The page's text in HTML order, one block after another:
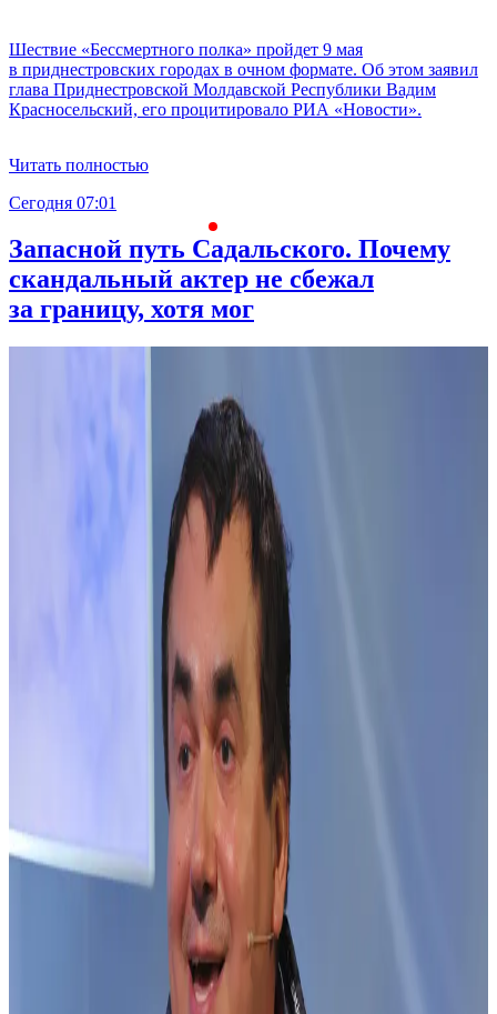
Шествие «Бессмертного полка» пройдет 9 мая
в приднестровских городах в очном формате. Об этом заявил
глава Приднестровской Молдавской Республики Вадим
Красносельский, его процитировало РИА «Новости».
Читать полностью
Сегодня 07:01
Запасной путь Садальского. Почему
скандальный актер не сбежал
за границу, хотя мог